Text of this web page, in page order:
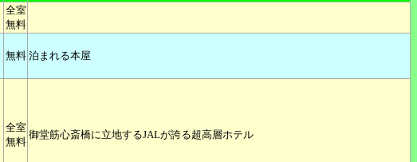
全室
無料
無料 泊まれる本屋
全室
無料
御堂筋心斎橋に立地するJALが誇る超高層ホテル